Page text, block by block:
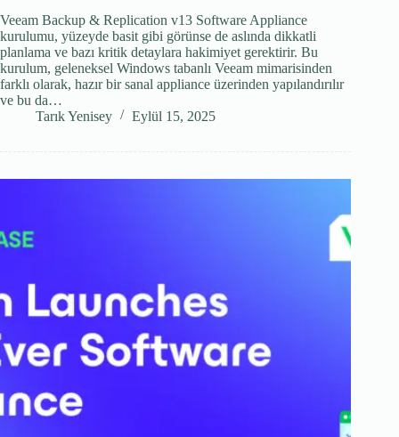
Veeam Backup & Replication v13 Software Appliance
kurulumu, yüzeyde basit gibi görünse de aslında dikkatli
planlama ve bazı kritik detaylara hakimiyet gerektirir. Bu
kurulum, geleneksel Windows tabanlı Veeam mimarisinden
farklı olarak, hazır bir sanal appliance üzerinden yapılandırılır
ve bu da…
Tarık Yenisey
Eylül 15, 2025